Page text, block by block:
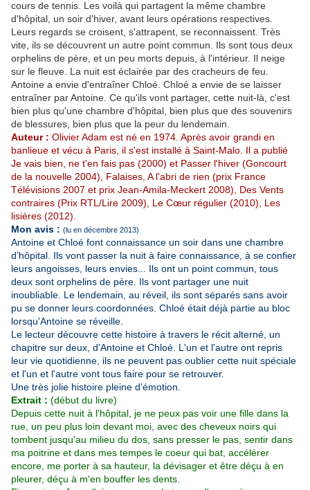
cours de tennis. Les voilà qui partagent la même chambre
d'hôpital, un soir d'hiver, avant leurs opérations respectives.
Leurs regards se croisent, s'attrapent, se reconnaissent. Très
vite, ils se découvrent un autre point commun. Ils sont tous deux
orphelins de père, et un peu morts depuis, à l'intérieur. Il neige
sur le fleuve. La nuit est éclairée par des cracheurs de feu.
Antoine a envie d'entraîner Chloé. Chloé a envie de se laisser
entraîner par Antoine. Ce qu'ils vont partager, cette nuit-là, c'est
bien plus qu'une chambre d'hôpital, bien plus que des souvenirs
de blessures, bien plus que la peur du lendemain.
Auteur : Olivier Adam est né en 1974. Après avoir grandi en
banlieue et vécu à Paris, il s'est installé à Saint-Malo. Il a publié
Je vais bien, ne t'en fais pas (2000) et Passer l'hiver (Goncourt
de la nouvelle 2004), Falaises, A l'abri de rien (prix France
Télévisions 2007 et prix Jean-Amila-Meckert 2008), Des Vents
contraires (Prix RTL/Lire 2009), Le Cœur régulier (2010), Les
lisières (2012).
Mon avis : (lu en décembre 2013)
Antoine et Chloé font connaissance un soir dans une chambre
d’hôpital. Ils vont passer la nuit à faire connaissance, à se confier
leurs angoisses, leurs envies... Ils ont un point commun, tous
deux sont orphelins de père. Ils vont partager une nuit
inoubliable. Le lendemain, au réveil, ils sont séparés sans avoir
pu se donner leurs coordonnées. Chloé était déjà partie au bloc
lorsqu'Antoine se réveille.
Le lecteur découvre cette histoire à travers le récit alterné, un
chapitre sur deux, d'Antoine et Chloé. L'un et l'autre ont repris
leur vie quotidienne, ils ne peuvent pas oublier cette nuit spéciale
et l'un et l'autre vont tous faire pour se retrouver.
Une très jolie histoire pleine d'émotion.
Extrait : (début du livre)
Depuis cette nuit à l'hôpital, je ne peux pas voir une fille dans la
rue, un peu plus loin devant moi, avec des cheveux noirs qui
tombent jusqu'au milieu du dos, sans presser le pas, sentir dans
ma poitrine et dans mes tempes le coeur qui bat, accélérer
encore, me porter à sa hauteur, la dévisager et être déçu à en
pleurer, déçu à m'en bouffer les dents.